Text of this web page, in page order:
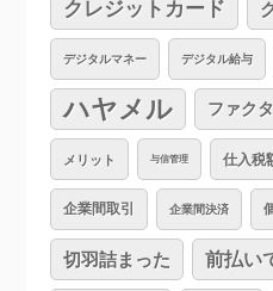
クレジットカード
デジタルマネー デジタル給与
ハヤメル ファク
メリット 与信管理 仕入税
企業間取引 企業間決済
切羽詰まった 前払い